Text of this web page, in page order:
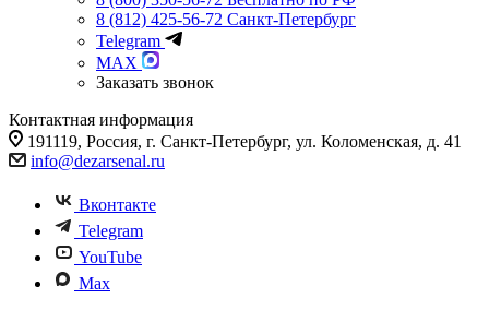
8 (812) 425-56-72 Санкт-Петербург
Telegram
MAX
Заказать звонок
Контактная информация
191119, Россия, г. Санкт-Петербург, ул. Коломенская, д. 41
info@dezarsenal.ru
Вконтакте
Telegram
YouTube
Max